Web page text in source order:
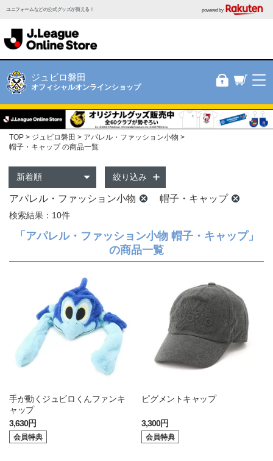
ユニフォームなどの公式グッズが買える！ powered by
ジュビロ磐田
オフィシャルオンラインショップ
TOP ジュビロ磐田
アパレル・ファッション小物
帽子・キャップ の商品一覧
絞り込み
アパレル・ファッション小物 帽子・キャップ
検索結果：10件
「アパレル・ファッション小物 帽子・キャップ」
の商品一覧
手が動くジュビロくんファンキ
ャップ
3,630円
会員特典
ピグメントキャップ
3,300円
会員特典